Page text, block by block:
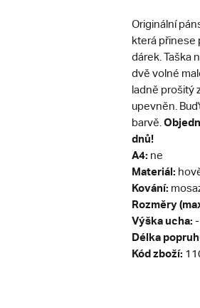
Originální
která přinese
dárek. Taška
dvě volné
ladně prošitý
upevněn.
barvě. O
dnů!
A4: ne
Materiál:
Kování:
Rozměry
Výška ucha: -
Délka
Kód zboží: